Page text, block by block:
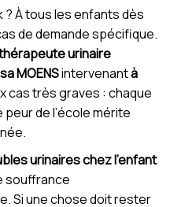
? À tous les enfants dès
de demande spécifique.
urinaire
MOENSintervenantà
cas très graves : chaque
de l’école mérite
urinaires chez l'enfant
souffrance
Si une chose doit rester